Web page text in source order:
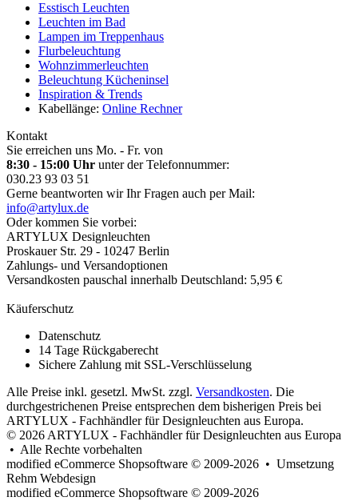
Esstisch Leuchten
Leuchten im Bad
Lampen im Treppenhaus
Flurbeleuchtung
Wohnzimmerleuchten
Beleuchtung Kücheninsel
Inspiration & Trends
Kabellänge: Online Rechner
Kontakt
Sie erreichen uns Mo. - Fr. von
8:30 - 15:00 Uhr unter der Telefonnummer:
030.23 93 03 51
Gerne beantworten wir Ihr Fragen auch per Mail:
info@artylux.de
Oder kommen Sie vorbei:
ARTYLUX Designleuchten
Proskauer Str. 29 - 10247 Berlin
Zahlungs- und Versandoptionen
Versandkosten pauschal innerhalb Deutschland: 5,95 €
Käuferschutz
Datenschutz
14 Tage Rückgaberecht
Sichere Zahlung mit SSL-Verschlüsselung
Alle Preise inkl. gesetzl. MwSt. zzgl. Versandkosten. Die
durchgestrichenen Preise entsprechen dem bisherigen Preis bei
ARTYLUX - Fachhändler für Designleuchten aus Europa.
© 2026 ARTYLUX - Fachhändler für Designleuchten aus Europa
• Alle Rechte vorbehalten
modified eCommerce Shopsoftware © 2009-2026 • Umsetzung
Rehm Webdesign
modified eCommerce Shopsoftware © 2009-2026